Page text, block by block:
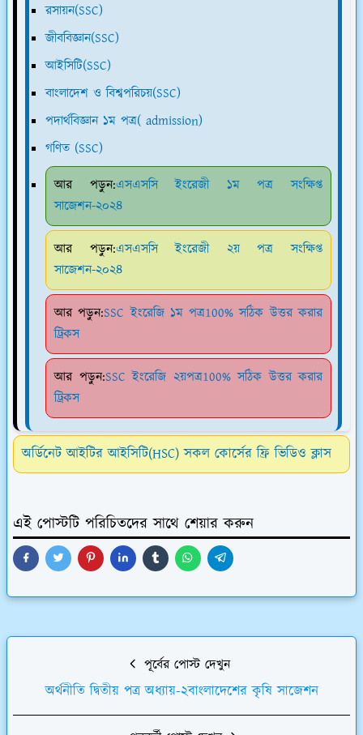
রসায়ন(SSC)
জীববিজ্ঞান(SSC)
আইসিটি(SSC)
বাংলাদেশ ও বিশ্বপরিচয়(SSC)
পদার্থবিজ্ঞান ১ম পত্র( admission)
গণিত (SSC)
আর পড়ুন:এসএসসি ইংরেজী ১ম পত্র সংক্ষিপ্ত
সাজেশন-২০২৪
আর পড়ুন:এসএসসি ইংরেজী ২য় পত্র সংক্ষিপ্ত
সাজেশন-২০২৪
আর পড়ুন:SSC ইংরেজি ১ম পত্র100% সঠিক উত্তর করার
ট্রিকস
আর পড়ুন:SSC ইংরেজি ২য়পত্র100% সঠিক উত্তর করার
ট্রিকস
অর্ডিনেট আইটির আইসিটি(HSC) সকল কোর্সের ফ্রি ভিডিও ক্লাস
এই পোস্টটি পরিচিতদের সাথে শেয়ার করুন
পূর্বের পোস্ট দেখুন
অর্থনীতি দ্বিতীয় পত্র অধ্যায়-২বাংলাদেশের কৃষি সাজেশন